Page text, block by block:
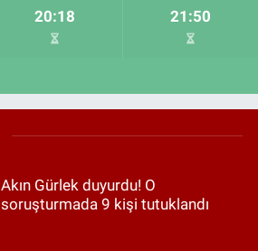
20:18 21:50
Akın Gürlek duyurdu! O
soruşturmada 9 kişi tutuklandı